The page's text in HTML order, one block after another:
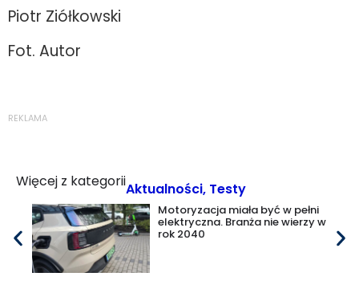
Piotr Ziółkowski
Fot. Autor
REKLAMA
Więcej z kategoriiAktualności, Testy
Motoryzacja miała być w pełni
elektryczna. Branża nie wierzy w
rok 2040